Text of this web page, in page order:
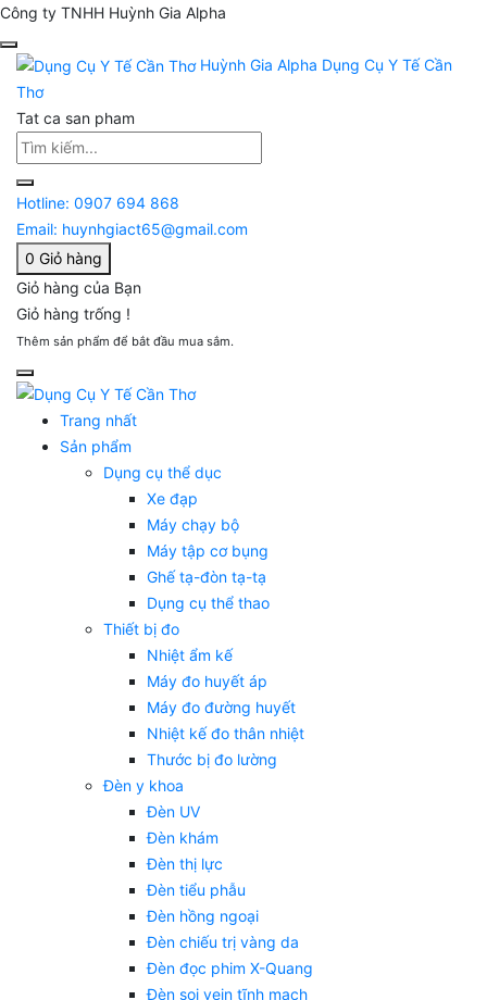
Công ty TNHH Huỳnh Gia Alpha
Huỳnh Gia Alpha Dụng Cụ Y Tế Cần
Thơ
Tat ca san pham
Hotline: 0907 694 868
Email: huynhgiact65@gmail.com
0 Giỏ hàng
Giỏ hàng của Bạn
Giỏ hàng trống !
Thêm sản phẩm để bắt đầu mua sắm.
Trang nhất
Sản phẩm
Dụng cụ thể dục
Xe đạp
Máy chạy bộ
Máy tập cơ bụng
Ghế tạ-đòn tạ-tạ
Dụng cụ thể thao
Thiết bị đo
Nhiệt ẩm kế
Máy đo huyết áp
Máy đo đường huyết
Nhiệt kế đo thân nhiệt
Thước bị đo lường
Đèn y khoa
Đèn UV
Đèn khám
Đèn thị lực
Đèn tiểu phẫu
Đèn hồng ngoại
Đèn chiếu trị vàng da
Đèn đọc phim X-Quang
Đèn soi vein tĩnh mạch